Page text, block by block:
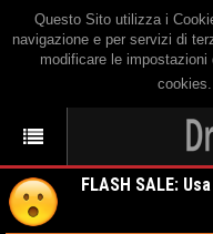
Questo Sito utilizza i
navigazione e per servizi di
modificare le
cookies.
FLASH SALE: